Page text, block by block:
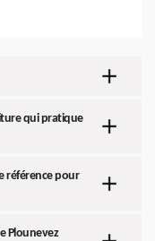
qui pratique
référence pour
Plounevez